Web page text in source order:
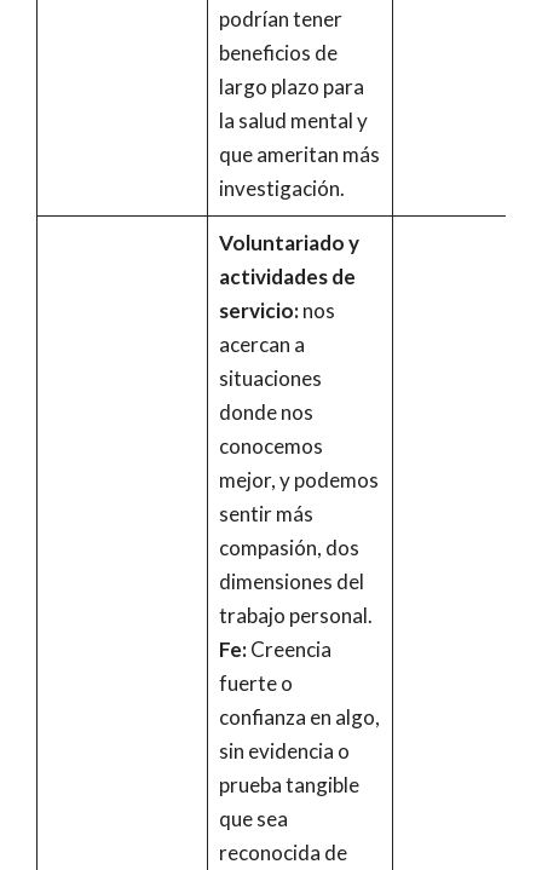
podrían tener
beneficios de
largo plazo para
la salud mental y
que ameritan más
investigación.
Voluntariado y
actividades de
servicio:nos
acercan a
situaciones
donde nos
conocemos
mejor, y podemos
sentir más
compasión, dos
dimensiones del
trabajo personal.
Fe:Creencia
fuerte o
confianza en algo,
sin evidencia o
prueba tangible
que sea
reconocida de